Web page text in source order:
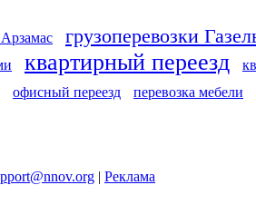
грузоперевозки
квартирный переезд
офисный переезд перевозка мебели
| Реклама